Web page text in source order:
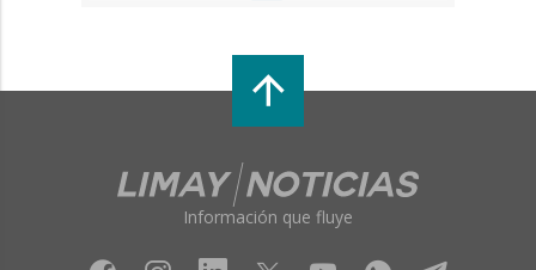
Información que fluye